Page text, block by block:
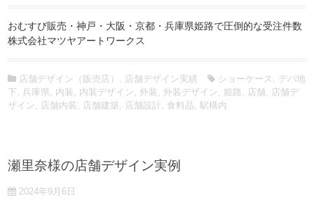
おむすび販売・神戸・大阪・京都・兵庫県姫路で圧倒的な受注件数
株式会社マツヤアートワークス
店舗デザイン（販売店） , 店舗デザイン実績 ショーケース , デパ地
下, 兵庫県, 内装, 内装デザイン, 外装, 外装デザイン, 姫路, 店舗, 店舗デ
ザイン, 店舗内装, 店舗建築, 店舗設計 , 食料品,駅構内
瀬里奈様の店舗デザイン実例
2024年9月6日